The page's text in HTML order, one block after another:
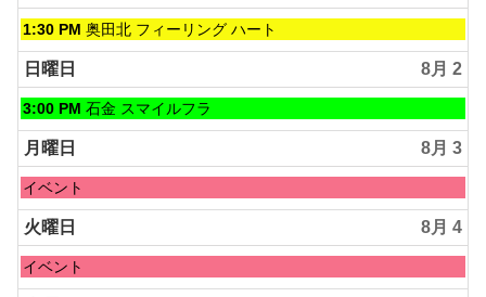
土
曜
日,
8
月
2026
1:30 PM 奥田北 フィーリング ハート
日曜日 8月 2
日
曜
日,
8
月
2026
3:00 PM 石金 スマイルフラ
月曜日 8月 3
月
曜
日,
8
月
イベント
火曜日 8月 4
火
曜
イベント